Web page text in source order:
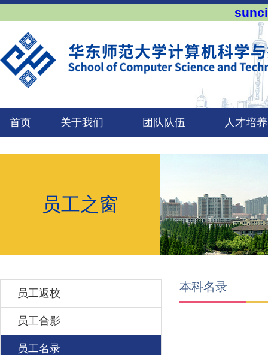
首页 关于我们 团队队伍 人才培养
员工之窗
员工返校
员工合影
员工名录
本科名录